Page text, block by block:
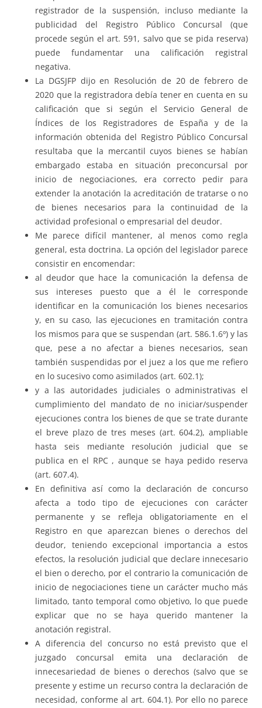
registrador de la suspensión, incluso mediante la
publicidad del Registro Público Concursal (que
procede según el art. 591, salvo que se pida reserva)
puede fundamentar una calificación registral
negativa.
La DGSJFP dijo en Resolución de 20 de febrero de
2020 que la registradora debía tener en cuenta en su
calificación que si según el Servicio General de
Índices de los Registradores de España y de la
información obtenida del Registro Público Concursal
resultaba que la mercantil cuyos bienes se habían
embargado estaba en situación preconcursal por
inicio de negociaciones, era correcto pedir para
extender la anotación la acreditación de tratarse o no
de bienes necesarios para la continuidad de la
actividad profesional o empresarial del deudor.
Me parece difícil mantener, al menos como regla
general, esta doctrina. La opción del legislador parece
consistir en encomendar:
al deudor que hace la comunicación la defensa de
sus intereses puesto que a él le corresponde
identificar en la comunicación los bienes necesarios
y, en su caso, las ejecuciones en tramitación contra
los mismos para que se suspendan (art. 586.1.6º) y las
que, pese a no afectar a bienes necesarios, sean
también suspendidas por el juez a los que me refiero
en lo sucesivo como asimilados (art. 602.1);
y a las autoridades judiciales o administrativas el
cumplimiento del mandato de no iniciar/suspender
ejecuciones contra los bienes de que se trate durante
el breve plazo de tres meses (art. 604.2), ampliable
hasta seis mediante resolución judicial que se
publica en el RPC , aunque se haya pedido reserva
(art. 607.4).
En definitiva así como la declaración de concurso
afecta a todo tipo de ejecuciones con carácter
permanente y se refleja obligatoriamente en el
Registro en que aparezcan bienes o derechos del
deudor, teniendo excepcional importancia a estos
efectos, la resolución judicial que declare innecesario
el bien o derecho, por el contrario la comunicación de
inicio de negociaciones tiene un carácter mucho más
limitado, tanto temporal como objetivo, lo que puede
explicar que no se haya querido mantener la
anotación registral.
A diferencia del concurso no está previsto que el
juzgado concursal emita una declaración de
innecesariedad de bienes o derechos (salvo que se
presente y estime un recurso contra la declaración de
necesidad, conforme al art. 604.1). Por ello no parece